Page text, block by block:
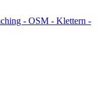
- OSM - Klettern -